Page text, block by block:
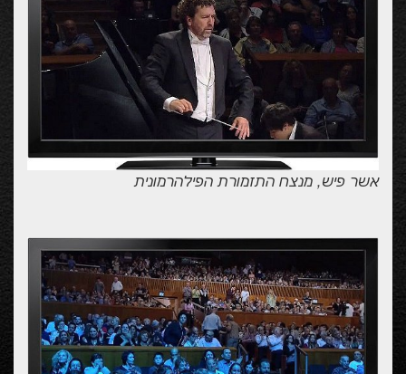
אשר פיש, מנצח התזמורת הפילהרמונית